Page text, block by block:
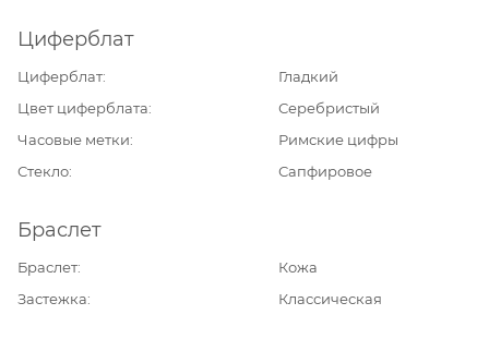
Циферблат
Циферблат
Гладкий
Цвет циферблата
Серебристый
Часовые метки
Римские цифры
Стекло
Сапфировое
Браслет
Браслет
Кожа
Застежка
Классическая